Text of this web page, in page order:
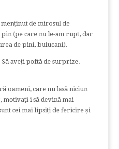
de mirosul de
(pe care nu le-am rupt, dar
de pini, buiucani).
aveți poftă de surprize.
oameni, care nu lasă niciun
motivați-i să devină mai
cei mai lipsiți de fericire și